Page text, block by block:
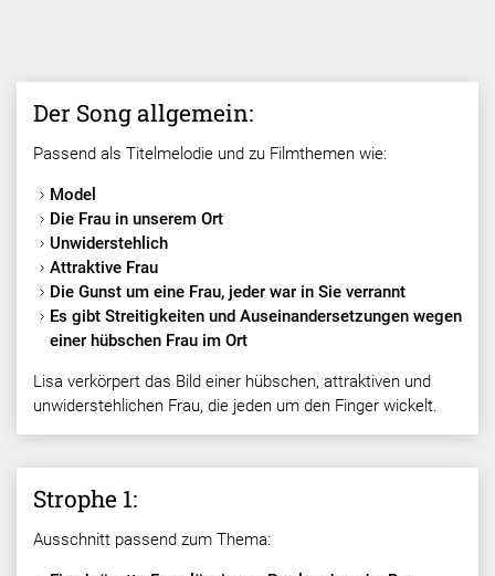
Der Song allgemein:
Passend als Titelmelodie und zu Filmthemen wie:
Model
Die Frau in unserem Ort
Unwiderstehlich
Attraktive Frau
Die Gunst um eine Frau, jeder war in Sie verrannt
Es gibt Streitigkeiten und Auseinandersetzungen wegen
einer hübschen Frau im Ort
Lisa verkörpert das Bild einer hübschen, attraktiven und
unwiderstehlichen Frau, die jeden um den Finger wickelt.
Strophe 1:
Ausschnitt passend zum Thema: